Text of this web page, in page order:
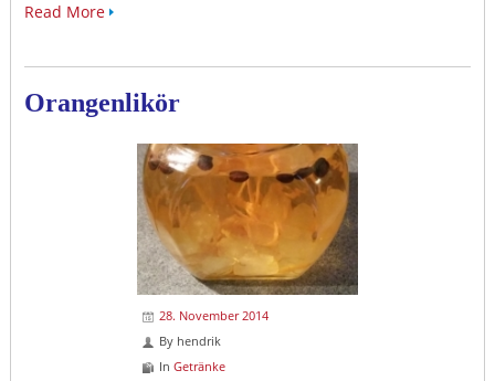
Read More
Orangenlikör
28. November 2014
By hendrik
In Getränke